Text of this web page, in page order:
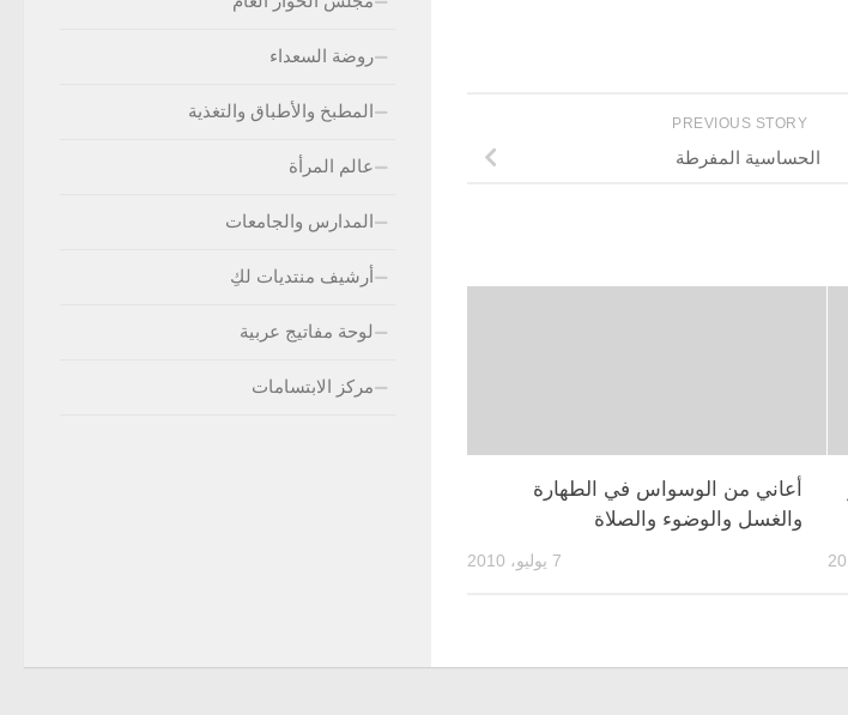
PREVIOUS STORY
الحساسية المفرطة
أعاني من الوسواس في الطهارة
والغسل والوضوء والصلاة
7 يوليو، 2010
روضة السعداء
المطبخ والأطباق والتغذية
عالم المرأة
المدارس والجامعات
أرشيف منتديات لكِ
لوحة مفاتيج عربية
مركز الابتسامات